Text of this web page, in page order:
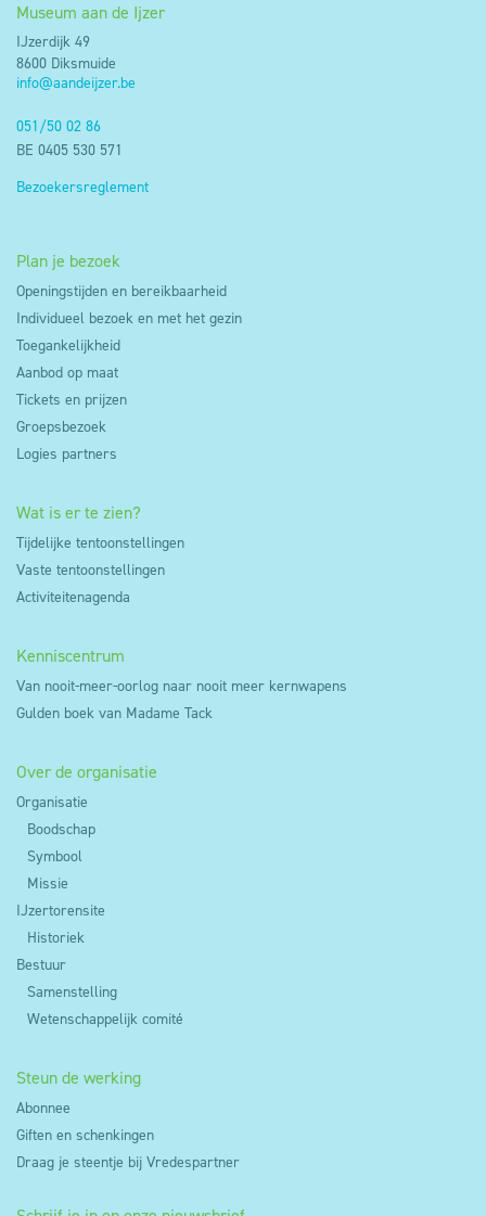
Museum aan de Ijzer
IJzerdijk 49
8600 Diksmuide
info@aandeijzer.be
051/50 02 86
BE 0405 530 571
Bezoekersreglement
Plan je bezoek
Openingstijden en bereikbaarheid
Individueel bezoek en met het gezin
Toegankelijkheid
Aanbod op maat
Tickets en prijzen
Groepsbezoek
Logies partners
Wat is er te zien?
Tijdelijke tentoonstellingen
Vaste tentoonstellingen
Activiteitenagenda
Kenniscentrum
Van nooit-meer-oorlog naar nooit meer kernwapens
Gulden boek van Madame Tack
Over de organisatie
Organisatie
Boodschap
Symbool
Missie
IJzertorensite
Historiek
Bestuur
Samenstelling
Wetenschappelijk comité
Steun de werking
Abonnee
Giften en schenkingen
Draag je steentje bij Vredespartner